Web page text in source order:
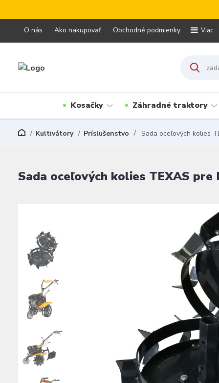
O nás Ako nakupovať Obchodné podmienky Viac
Kosačky Záhradné traktory
Kultivátory Príslušenstvo Sada oceľových kolies
Sada oceľových kolies TEXAS pre